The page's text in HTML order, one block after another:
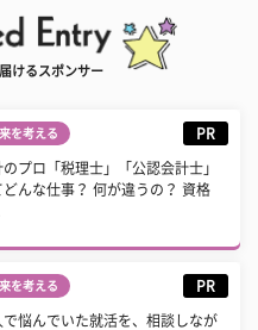
けるスポンサー
を考える PR
のプロ「税理士」「公認会計士」
どんな仕事？ 何が違うの？ 資格
を考える PR
で悩んでいた就活を、相談しなが